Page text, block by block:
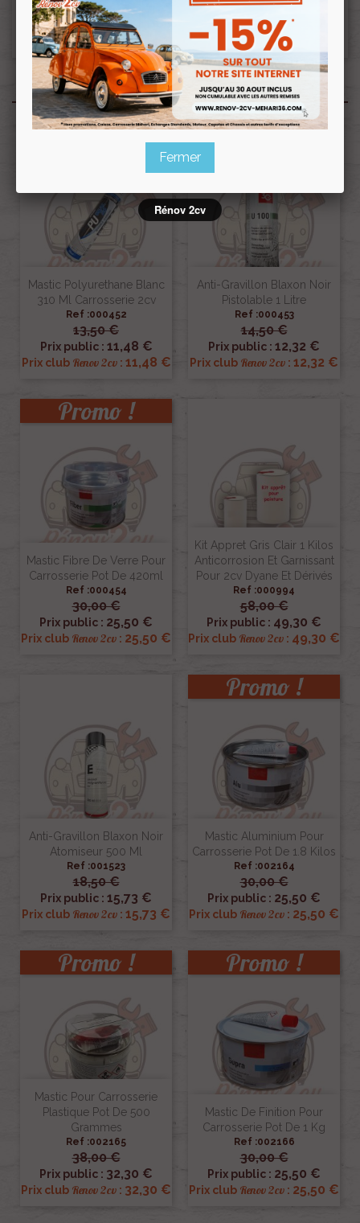
Ceci pourra donc retarder le départ de la
commande d’une semaine.??
Produits associés
Mastic Polyurethane Blanc
310 Ml Carrosserie 2cv
Ref :000452
13,50 €
Prix public : 11,48 €
Prix club Renov 2cv: 11,48 €
Anti-Gravillon Blaxon Noir
Pistolable 1 Litre
Ref :000453
14,50 €
Prix public : 12,32 €
Prix club Renov 2cv : 12,32 €
Mastic Fibre De Verre Pour
Carrosserie Pot De 420ml
Ref :000454
30,00 €
Prix public : 25,50 €
Prix club Renov 2cv : 25,50 €
Promo !
Kit Appret Gris Clair 1 Kilos
Anticorrosion Et Garnissant
Pour 2cv Dyane Et Dérivés
Ref :000994
58,00 €
Prix public : 49,30 €
Prix club Renov 2cv : 49,30 €
Anti-Gravillon Blaxon Noir
Atomiseur 500 Ml
Ref :001523
18,50 €
Prix public : 15,73 €
Prix club Renov 2cv : 15,73 €
Mastic Aluminium Pour
Carrosserie Pot De 1.8 Kilos
Ref :002164
30,00 €
Prix public : 25,50 €
Prix club Renov 2cv : 25,50 €
Promo !
Mastic Pour Carrosserie
Plastique Pot De 500
Grammes
Ref :002165
38,00 €
Prix public : 32,30 €
Prix club Renov 2cv : 32,30 €
Promo !
Mastic De Finition Pour
Carrosserie Pot De 1 Kg
Ref :002166
30,00 €
Prix public : 25,50 €
Prix club Renov 2cv : 25,50 €
Promo !
Fermer
Rénov 2cv